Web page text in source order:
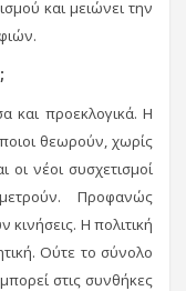
και μειώνει την
και προεκλογικά. Η
θεωρούν, χωρίς
οι νέοι συσχετισμοί
Προφανώς
κινήσεις. Η πολιτική
Ούτε το σύνολο
στις συνθήκες